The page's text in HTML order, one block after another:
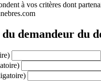
à vos critères dont
demandeur du